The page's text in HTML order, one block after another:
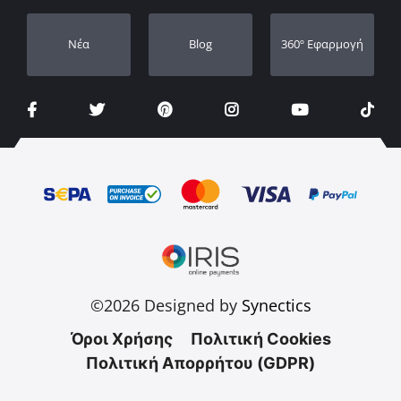
Νέα Blog 360º Εφαρμογή
©2026 Designed by Synectics
Όροι Χρήσης
Πολιτική Cookies
Πολιτική Απορρήτου (GDPR)